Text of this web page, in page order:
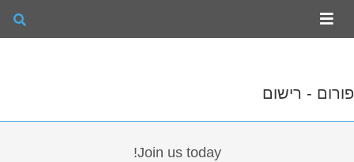
פורום - רישום
Join us today!